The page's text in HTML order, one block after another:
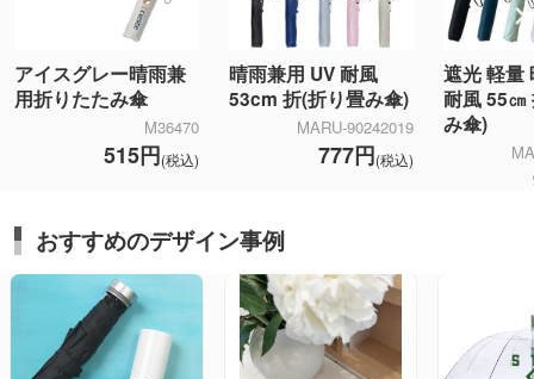
アイスグレー晴雨兼
用折りたたみ傘
M36470
515円(税込)
晴雨兼用 UV 耐風
53cm 折(折り畳み傘)
MARU-90242019
777円(税込)
遮光 軽量
耐風 55㎝
み傘)
おすすめのデザイン事例